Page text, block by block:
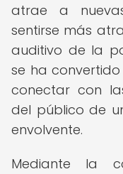
atrae a
sentirse más
auditivo de la
se ha
conectar con
del público de
envolvente.
Mediante la